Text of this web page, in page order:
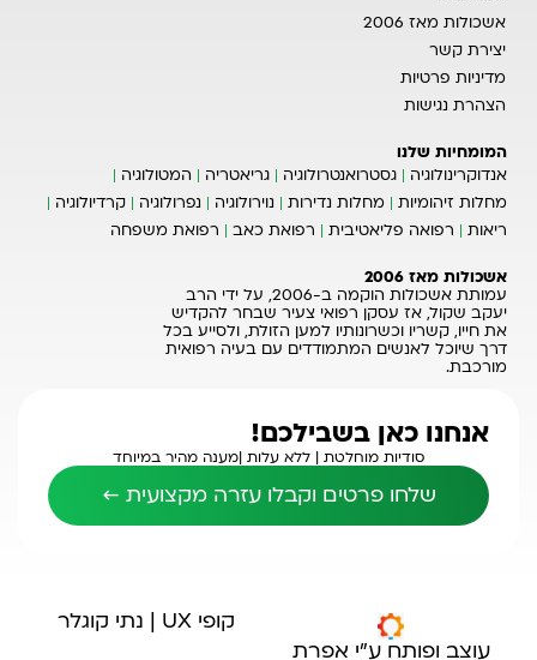
אשכולות מאז 2006
יצירת קשר
מדיניות פרטיות
הצהרת נגישות
המומחיות שלנו
אנדוקרינולוגיה
גסטרואנטרולוגיה גריאטריה
המטולוגיה
מחלות זיהומיות
מחלות נדירות נוירולוגיה נפרולוגיה
קרדיולוגיה
ריאות
רפואה פליאטיבית רפואת כאב רפואת משפחה
אשכולות מאז 2006
עמותת אשכולות הוקמה ב-2006, על ידי הרב
יעקב שקול, אז עסקן רפואי צעיר שבחר להקדיש
את חייו, קשריו וכשרונותיו למען הזולת, ולסייע בכל
דרך שיוכל לאנשים המתמודדים עם בעיה רפואית
מורכבת.
אנחנו כאן בשבילכם!
סודיות מוחלטת | ללא עלות |מענה מהיר במיוחד
שלחו פרטים וקבלו עזרה מקצועית ←
עוצב ופותח ע"י אפרת
קופי UX | נתי קוגלר